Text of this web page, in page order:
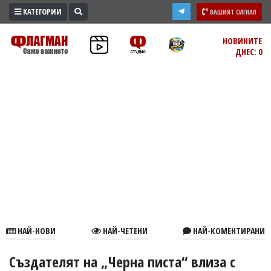
ПРОМО
ЗОНА
В
КАТЕГОРИИ ВАШИЯТ СИГНАЛ
НОВИНИТЕ
ДНЕС: 0
НАЙ-НОВИ НАЙ-ЧЕТЕНИ НАЙ-КОМЕНТИРАНИ
Създателят на „Черна писта“ влиза с